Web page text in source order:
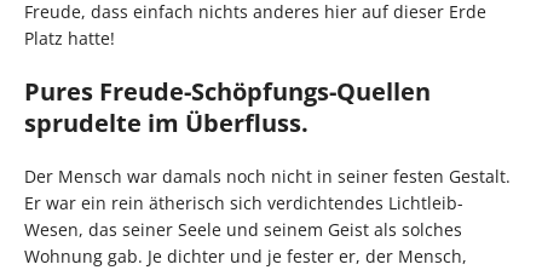
Freude, dass einfach nichts anderes hier auf dieser Erde
Platz hatte!
Pures Freude-Schöpfungs-Quellen
sprudelte im Überfluss.
Der Mensch war damals noch nicht in seiner festen Gestalt.
Er war ein rein ätherisch sich verdichtendes Lichtleib-
Wesen, das seiner Seele und seinem Geist als solches
Wohnung gab. Je dichter und je fester er, der Mensch,